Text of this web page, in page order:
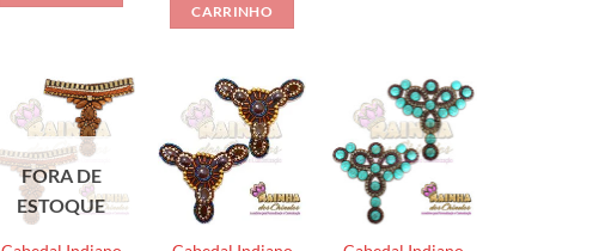
CARRINHO
FORA DE
ESTOQUE